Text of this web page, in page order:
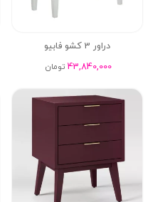
دراور 3 کشو فابیو
43,840,000 تومان